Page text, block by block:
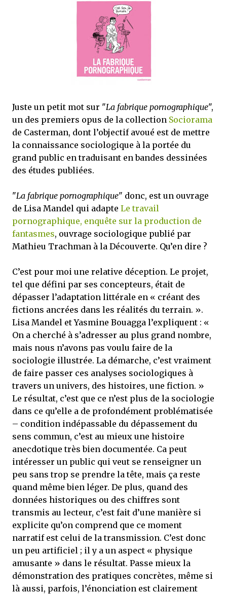
que Thomas connaissait et appréciait Olivier. Marlowe découvre une ville qu’il
ne connaissait pas, habitée par la méfiance, la peur et le rigorisme de la Ligue,
une ville pleine de mystères et de vieilles rancœurs. La Dame d...
Juste un petit mot sur "La fabrique pornographique",
un des premiers opus de la collection Sociorama
de Casterman, dont l’objectif avoué est de mettre
la connaissance sociologique à la portée du
grand public en traduisant en bandes dessinées
des études publiées.
"La fabrique pornographique" donc, est un ouvrage
de Lisa Mandel qui adapte Le travail
pornographique, enquête sur la production de
fantasmes, ouvrage sociologique publié par
Mathieu Trachman à la Découverte. Qu’en dire ?
C’est pour moi une relative déception. Le projet,
tel que défini par ses concepteurs, était de
dépasser l’adaptation littérale en « créant des
fictions ancrées dans les réalités du terrain. ».
Lisa Mandel et Yasmine Bouagga l’expliquent : «
On a cherché à s’adresser au plus grand nombre,
mais nous n’avons pas voulu faire de la
sociologie illustrée. La démarche, c’est vraiment
de faire passer ces analyses sociologiques à
travers un univers, des histoires, une fiction. »
Le résultat, c’est que ce n’est plus de la sociologie
dans ce qu’elle a de profondément problématisée
– condition indépassable du dépassement du
sens commun, c’est au mieux une histoire
anecdotique très bien documentée. Ca peut
intéresser un public qui veut se renseigner un
peu sans trop se prendre la tête, mais ça reste
quand même bien léger. De plus, quand des
données historiques ou des chiffres sont
transmis au lecteur, c’est fait d’une manière si
explicite qu’on comprend que ce moment
narratif est celui de la transmission. C’est donc
un peu artificiel ; il y a un aspect « physique
amusante » dans le résultat. Passe mieux la
démonstration des pratiques concrètes, même si
là aussi, parfois, l’énonciation est clairement